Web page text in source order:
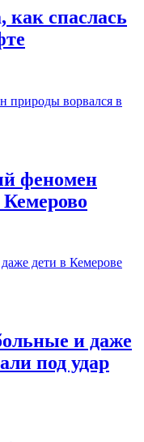
как спаслась
феномен
и даже
под удар